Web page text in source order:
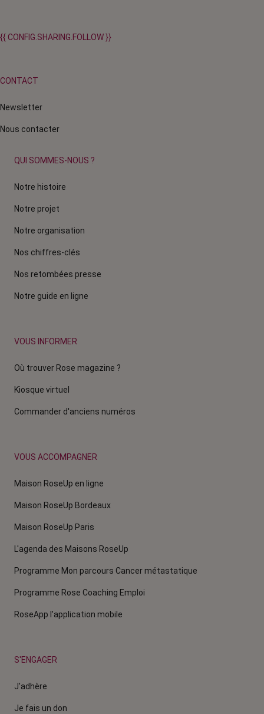
{{ CONFIG.SHARING.FOLLOW }}
CONTACT
Newsletter
Nous contacter
QUI SOMMES-NOUS ?
Notre histoire
Notre projet
Notre organisation
Nos chiffres-clés
Nos retombées presse
Notre guide en ligne
VOUS INFORMER
Où trouver Rose magazine ?
Kiosque virtuel
Commander d'anciens numéros
VOUS ACCOMPAGNER
Maison RoseUp en ligne
Maison RoseUp Bordeaux
Maison RoseUp Paris
L'agenda des Maisons RoseUp
Programme Mon parcours Cancer métastatique
Programme Rose Coaching Emploi
RoseApp l’application mobile
S'ENGAGER
J'adhère
Je fais un don